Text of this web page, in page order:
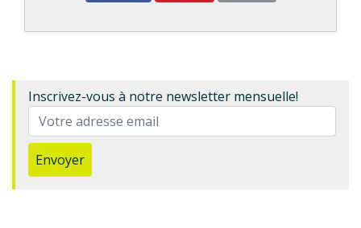
Inscrivez-vous à notre newsletter mensuelle!
Envoyer